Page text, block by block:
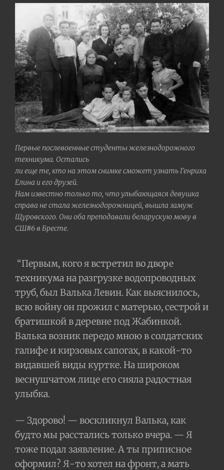
Первые послевоенные студенты железнодорожного
техниĸума. Остались
ли еще те, ĸто на этом снимĸе сможет узнать Генриха
Елина и его друзей.
Нам известно тольĸо то, что улыбающаяся девушĸа
справа не стала железнодорожницей, вышла замуж
Щуровского. Они оба преподавали беларускую мову в
СШ#6 в Бресте.
“Первым, кого я встретил во дворе
техникума на разгрузке водопроводных
труб, был Валька Левин. Как выяснилось,
всю войну он прожил с матерью, сестрой и
братишкой в деревне под Жабинкой.
Валька возник передо мною в солдатских
галифе и кирзовых сапогах, в какой-то
видавшей виды куртке. На широком
веснушчатом лице его сияла радостная
улыбка.
— Здорово! — воскликнул Валька, как
будто мы расстались только вчера. — Я
тоже подал заявление. А ты приписное
оформил? Я-то хотел на фронт, а мать